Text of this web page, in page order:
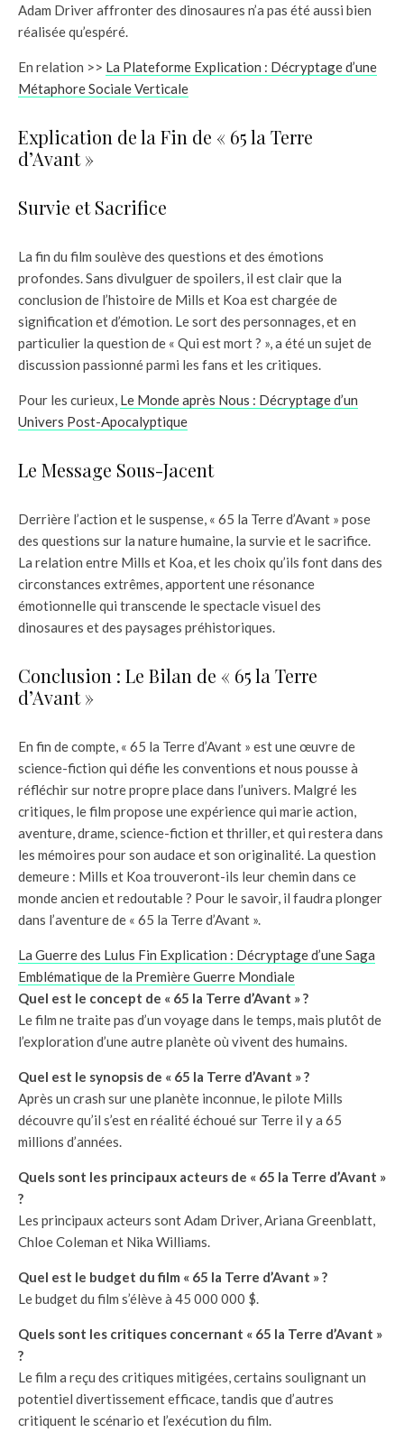
Adam Driver affronter des dinosaures n’a pas été aussi bien
réalisée qu’espéré.
En relation >> La Plateforme Explication : Décryptage d’une
Métaphore Sociale Verticale
Explication de la Fin de « 65 la Terre
d’Avant »
Survie et Sacrifice
La fin du film soulève des questions et des émotions
profondes. Sans divulguer de spoilers, il est clair que la
conclusion de l’histoire de Mills et Koa est chargée de
signification et d’émotion. Le sort des personnages, et en
particulier la question de « Qui est mort ? », a été un sujet de
discussion passionné parmi les fans et les critiques.
Pour les curieux, Le Monde après Nous : Décryptage d’un
Univers Post-Apocalyptique
Le Message Sous-Jacent
Derrière l’action et le suspense, « 65 la Terre d’Avant » pose
des questions sur la nature humaine, la survie et le sacrifice.
La relation entre Mills et Koa, et les choix qu’ils font dans des
circonstances extrêmes, apportent une résonance
émotionnelle qui transcende le spectacle visuel des
dinosaures et des paysages préhistoriques.
Conclusion : Le Bilan de « 65 la Terre
d’Avant »
En fin de compte, « 65 la Terre d’Avant » est une œuvre de
science-fiction qui défie les conventions et nous pousse à
réfléchir sur notre propre place dans l’univers. Malgré les
critiques, le film propose une expérience qui marie action,
aventure, drame, science-fiction et thriller, et qui restera dans
les mémoires pour son audace et son originalité. La question
demeure : Mills et Koa trouveront-ils leur chemin dans ce
monde ancien et redoutable ? Pour le savoir, il faudra plonger
dans l’aventure de « 65 la Terre d’Avant ».
La Guerre des Lulus Fin Explication : Décryptage d’une Saga
Emblématique de la Première Guerre Mondiale
Quel est le concept de « 65 la Terre d’Avant » ?
Le film ne traite pas d’un voyage dans le temps, mais plutôt de
l’exploration d’une autre planète où vivent des humains.
Quel est le synopsis de « 65 la Terre d’Avant » ?
Après un crash sur une planète inconnue, le pilote Mills
découvre qu’il s’est en réalité échoué sur Terre il y a 65
millions d’années.
Quels sont les principaux acteurs de « 65 la Terre d’Avant »
?
Les principaux acteurs sont Adam Driver, Ariana Greenblatt,
Chloe Coleman et Nika Williams.
Quel est le budget du film « 65 la Terre d’Avant » ?
Le budget du film s’élève à 45 000 000 $.
Quels sont les critiques concernant « 65 la Terre d’Avant »
?
Le film a reçu des critiques mitigées, certains soulignant un
potentiel divertissement efficace, tandis que d’autres
critiquent le scénario et l’exécution du film.